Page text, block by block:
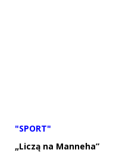
"SPORT"
„Liczą na Manneha”